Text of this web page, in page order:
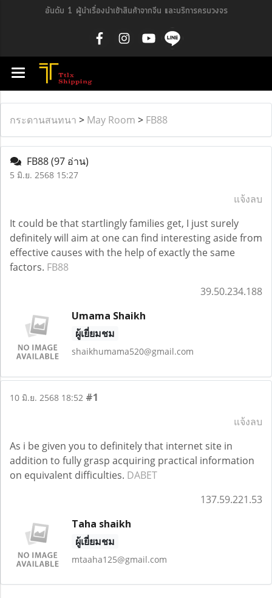
อันดับ 1 ผู้นำเรื่องนำเข้าสินค้าจากจีน และบริการครบวงจร
กระดานสนทนา > May Room > FB88
FB88(97 อ่าน)
5 มิ.ย. 2568 15:27
แจ้งลบ
It could be that startlingly families get, I just surely
definitely will aim at one can find interesting aside from
effective causes with the help of exactly the same
factors. FB88
39.50.234.188
Umama Shaikh
ผู้เยี่ยมชม
shaikhumama520@gmail.com
10 มิ.ย. 2568 18:52 #1
แจ้งลบ
As i be given you to definitely that internet site in
addition to fully grasp acquiring practical information
on equivalent difficulties. DABET
137.59.221.53
Taha shaikh
ผู้เยี่ยมชม
mtaaha125@gmail.com